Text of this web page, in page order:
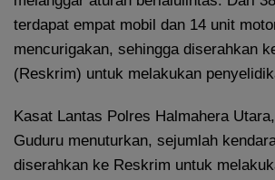
terdapat empat mobil dan 14 unit
mencurigakan, sehingga diserahkan
(Reskrim) untuk melakukan
Kasat Lantas Polres Halmahera
Guduru menuturkan, sejumlah
diserahkan ke Reskrim untuk